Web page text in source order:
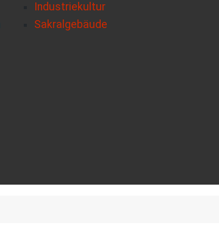
Industriekultur
Sakralgebäude